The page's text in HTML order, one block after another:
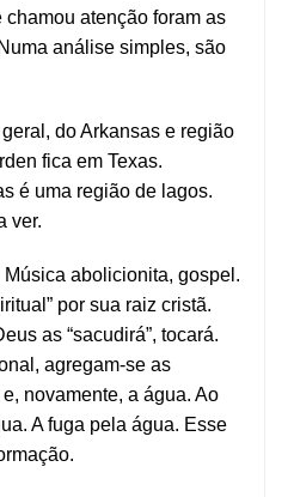
chamou atenção foram as
análise simples, são
do Arkansas e região
fica em Texas.
é uma região de lagos.
ver.
Música abolicionita, gospel.
por sua raiz cristã.
as “sacudirá”, tocará.
agregam-se as
novamente, a água. Ao
A fuga pela água. Esse